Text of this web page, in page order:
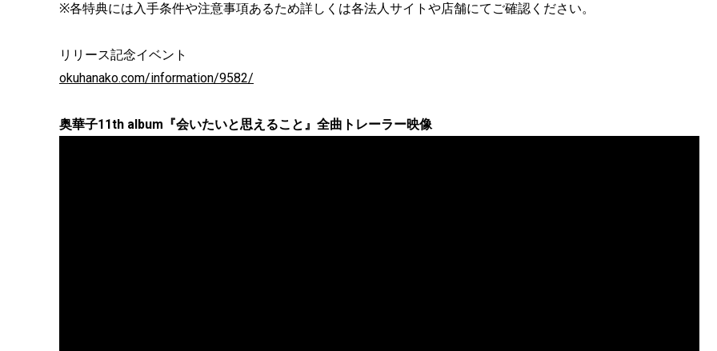
※各特典には入手条件や注意事項あるため詳しくは各法人サイトや店舗にてご確認ください。
リリース記念イベント
okuhanako.com/information/9582/
奥華子11th album『会いたいと思えること』全曲トレーラー映像